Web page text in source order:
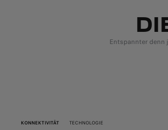
Entspannter denn
KONNEKTIVITÄT TECHNOLOGIE